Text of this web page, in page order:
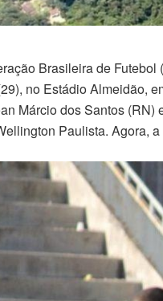
Brasileira de
no Estádio Almeidão,
Márcio dos Santos (RN)
Paulista. Agora,